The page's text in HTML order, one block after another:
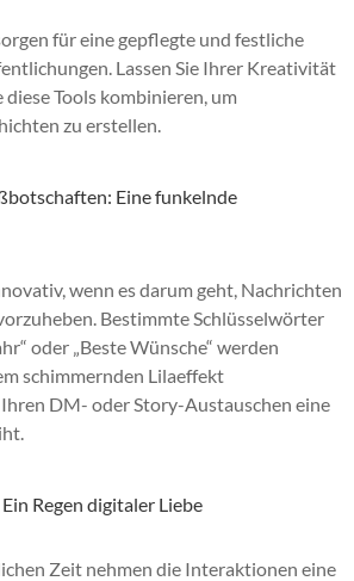
für eine gepflegte und festliche
Lassen Sie Ihrer Kreativität
diese Tools kombinieren, um
zu erstellen.
Eine funkelnde
wenn es darum geht, Nachrichten
Bestimmte Schlüsselwörter
oder „Beste Wünsche“ werden
schimmernden Lilaeffekt
DM- oder Story-Austauschen eine
Regen digitaler Liebe
Zeit nehmen die Interaktionen eine